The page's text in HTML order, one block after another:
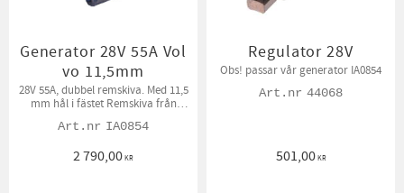
Generator 28V 55A Vol
vo 11,5mm
28V 55A, dubbel remskiva. Med 11,5
mm hål i fästet Remskiva från
flyttas över. Fabrikat Mahle.
IA0854
2 790,00KR
Regulator 28V
Obs! passar vår generator IA0854
44068
501,00KR